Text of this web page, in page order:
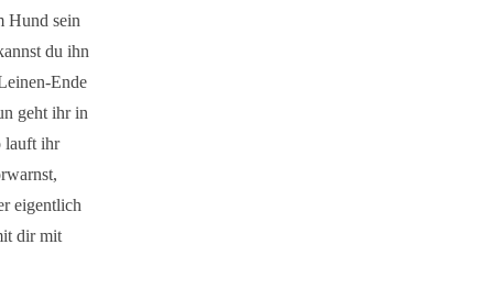
Hund sein
du ihn
Ende
geht ihr in
lauft ihr
eigentlich
dir mit